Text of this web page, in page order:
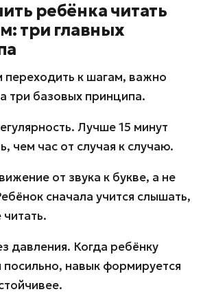
ребёнка читать
три главных
к шагам, важно
три базовых принципа.
Лучше 15 минут
чем час от случая к случаю.
от звука к букве, а не
сначала учится слышать,
давления. Когда ребёнку
посильно, навык формируется